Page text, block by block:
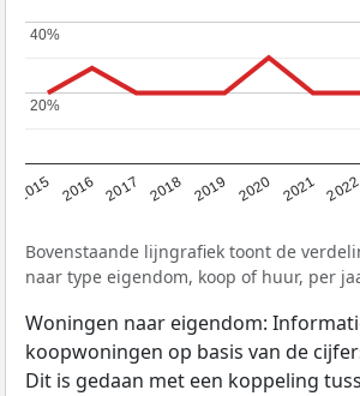
2015 2016 2017 2018 2019 2020 2021 2022
20%
20%
40%
40%
Bovenstaande lijngrafiek toont de
naar type eigendom, koop of huur, per
Woningen naar eigendom:
koopwoningen op basis van de
Dit is gedaan met een koppeling